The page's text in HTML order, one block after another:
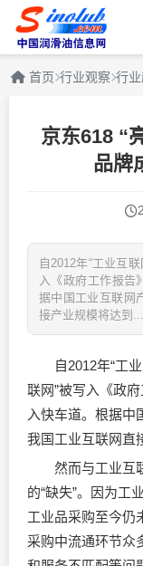
首页 行业观察 行
京东618 “
品牌
自2012年“工业互
入《政府工作报告
据中国工业互联网
接产业规模将达到...
自2012年“工业
联网”被写入《政
入快车道。根据中
我国工业互联网直
然而与工业互联
的“缺失”。因为工
工业品采购至今仍
采购中流通环节众